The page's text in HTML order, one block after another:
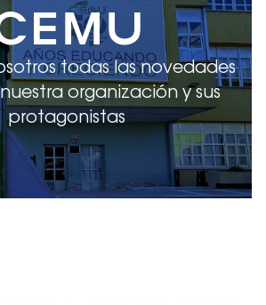
todas las novedades
organización y sus
protagonistas